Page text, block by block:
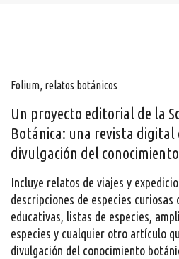
Folium, relatos botánicos
Un proyecto editorial de la
Botánica: una revista digital
divulgación del
Incluye relatos de viajes y
descripciones de especies
educativas, listas de especies,
especies y cualquier otro artículo
divulgación del conocimiento